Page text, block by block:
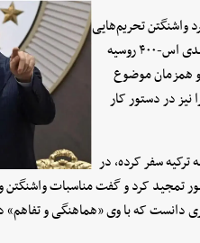
واشنگتن تحریم‌هایی
را که از سال ۲۰۲۰ به‌دلیل خرید سامانه پدافندی اس-۴۰۰ روسیه
و همزمان موضوع
اف-۳۵ به آنکارا نیز در دستور کار
سفر کرده، در
تمجید کرد و گفت مناسبات واشنگتن
دانست که با وی «هماهنگی و تفاهم»